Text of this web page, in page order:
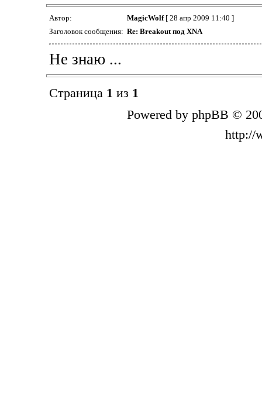
Автор: MagicWolf[ 28 апр 2009 11:40 ]
Заголовок сообщения: Re: Breakout под XNA
Не знаю ...
Страница 1 из 1
Powered by phpBB ©
http://